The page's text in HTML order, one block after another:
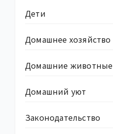
Дети
Домашнее хозяйство
Домашние животные
Домашний уют
Законодательство